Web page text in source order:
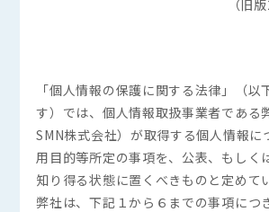
（旧
「個人情報の保護に関する法律」（以
す）では、個人情報取扱事業者である
SMN株式会社）が取得する個人情報に
用目的等所定の事項を、公表、もしく
知り得る状態に置くべきものと定めて
弊社は、下記１から６までの事項につ